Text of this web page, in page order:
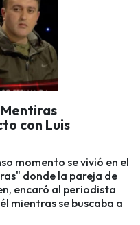
con Luis
momento se vivió en el
donde la pareja de
encaró al periodista
mientras se buscaba a